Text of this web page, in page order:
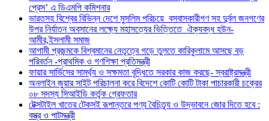
প্রেস’ এ ডিএমপি কমিশনার
ভারতসহ বিশ্বের বিভিন্ন দেশে মুসলিম পরিচয়ে বসবাসকারীগণ সহ দুর্বল জনগণের
উপর নির্যাতন অবসানের লক্ষ্যে মহাসত্যের ভিত্তিতে ঐক্যবদ্ধ হউন-
আমীর,ইসলামী সমাজ
আগামী প্রজন্মকে বিশ্বমানের নেতৃত্বে গড়ে তুলতে কারিকুলামে আসছে বড়
পরিবর্তন -প্রাথমিক ও গণশিক্ষা প্রতিমন্ত্রী
ফায়ার সার্ভিসের সামর্থ্য ও সক্ষমতা বৃদ্ধিতে সরকার কাজ করছে- স্বরাষ্ট্রমন্ত্রী
অনলাইন জুয়ার সাইট পরিচালনা করে বিদেশে কোটি কোটি টাকা পাচারকারী চক্রের
০৮ সদস্য সিআইডি কর্তৃক গ্রেফতার
টেক্সটাইল খাতের টেকসই রূপান্তরে পণ্য বৈচিত্র্য ও উদ্ভাবনে জোর দিতে হবে :
বস্ত্র ও পাটমন্ত্রী